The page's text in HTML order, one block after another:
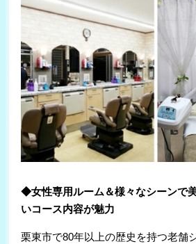
◆女性専用ルーム＆様々なシーンで
いコース内容が魅力
栗東市で80年以上の歴史を持つ老舗